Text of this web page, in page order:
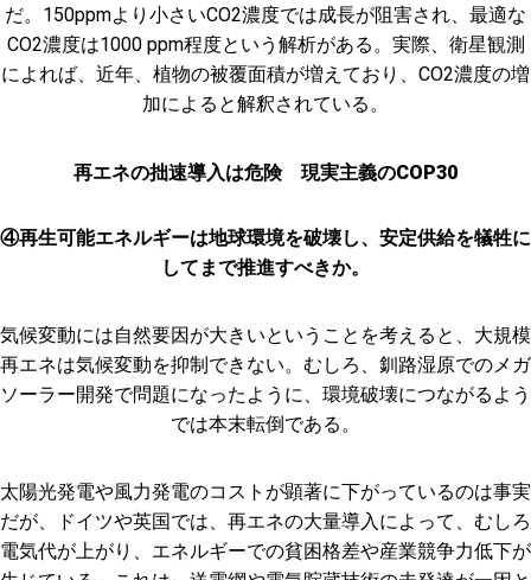
だ。150ppmより小さいCO2濃度では成長が阻害され、最適な
CO2濃度は1000 ppm程度という解析がある。実際、衛星観測
によれば、近年、植物の被覆面積が増えており、CO2濃度の増
加によると解釈されている。
再エネの拙速導入は危険 現実主義のCOP30
④再生可能エネルギーは地球環境を破壊し、安定供給を犠牲に
してまで推進すべきか。
気候変動には自然要因が大きいということを考えると、大規模
再エネは気候変動を抑制できない。むしろ、釧路湿原でのメガ
ソーラー開発で問題になったように、環境破壊につながるよう
では本末転倒である。
太陽光発電や風力発電のコストが顕著に下がっているのは事実
だが、ドイツや英国では、再エネの大量導入によって、むしろ
電気代が上がり、エネルギーでの貧困格差や産業競争力低下が